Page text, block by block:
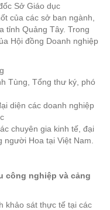
Sở Giáo dục
của các sở ban ngành,
tỉnh Quảng Tây. Trong
Hội đồng Doanh nghiệp
Tùng, Tổng thư ký, phó
diện các doanh nghiệp
chuyên gia kinh tế, đại
Hoa tại Việt Nam.
công nghiệp và cảng
khảo sát thực tế tại các